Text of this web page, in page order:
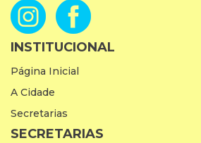
INSTITUCIONAL
Página Inicial
A Cidade
Secretarias
SECRETARIAS